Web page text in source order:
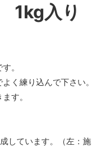
入り
。
く練り込んで下さい。
す。
しています。（左：施